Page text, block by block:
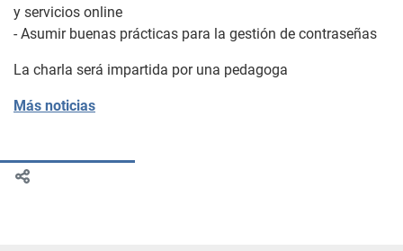
y servicios online
- Asumir buenas prácticas para la gestión de contraseñas
La charla será impartida por una pedagoga
Más noticias